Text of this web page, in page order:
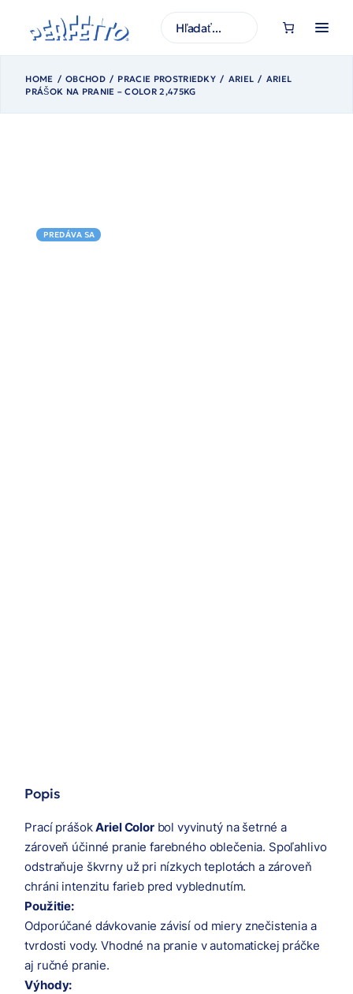
obsah
H
ľ
d
ť
HOME OBCHOD PRACIE PROSTRIEDKY ARIEL
ARIEL
PRÁŠOK NA PRANIE – COLOR 2,475KG
PREDÁVA SA
Popis
Prací prášokAriel Colorbol vyvinutý na šetrné a
zároveň účinné pranie farebného oblečenia. Spoľahlivo
odstraňuje škvrny už pri nízkych teplotách a zároveň
chráni intenzitu farieb pred vyblednutím.
Použitie:
Odporúčané dávkovanie závisí od miery znečistenia a
tvrdosti vody. Vhodné na pranie v automatickej práčke
aj ručné pranie.
Výhody: